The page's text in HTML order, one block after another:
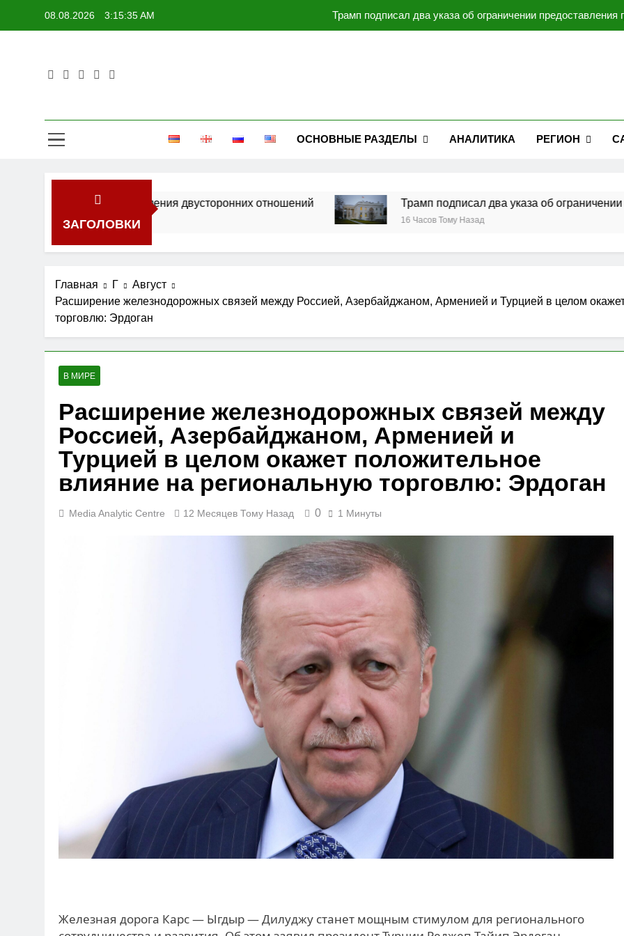
08.08.2026 3:15:36 AM Трамп подписал два указа об ограничении
Украина работает над созданием собственной
Трамп подписал два указа об ограничении
Украина работает над созданием собственной
ОСНОВНЫЕ РАЗДЕЛЫ АНАЛИТИКА РЕГИОН
ЗАГОЛОВКИ
перспективы укрепления двусторонних отношений Трамп подписал два указа об ограничении
16 Часов Тому Назад
Главная Г
Август
Расширение железнодорожных связей между Россией, Азербайджаном, Арменией и Турцией в целом
торговлю: Эрдоган
В МИРЕ
Расширение железнодорожных связей между
Россией, Азербайджаном, Арменией и
Турцией в целом окажет положительное
влияние на региональную торговлю: Эрдоган
Media Analytic Centre 12 Месяцев Тому Назад 0 1 Минуты
Железная дорога Карс — Ыгдыр — Дилуджу станет мощным стимулом для регионального